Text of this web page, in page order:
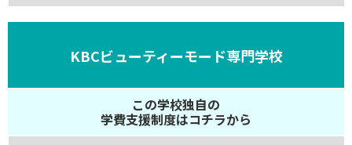
KBCビューティーモード専門学校
この学校独自の
学費支援制度はコチラから